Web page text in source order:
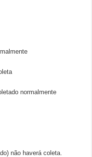
normalmente
não haverá coleta.